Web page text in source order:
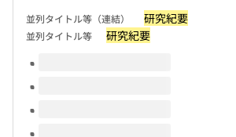
並列タイトル等（連結） 研究紀要
並列タイトル等 研究紀要
このタイトルの巻号